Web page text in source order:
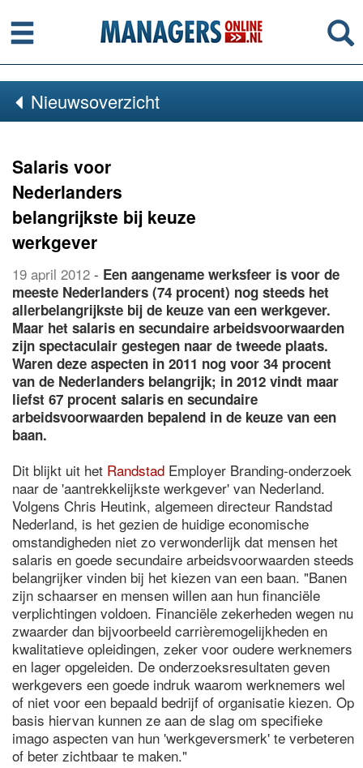
Menu
Nieuwsoverzicht
Salaris voor
Nederlanders
belangrijkste bij keuze
werkgever
19 april 2012 - Een aangename werksfeer is voor de
meeste Nederlanders (74 procent) nog steeds het
allerbelangrijkste bij de keuze van een werkgever.
Maar het salaris en secundaire arbeidsvoorwaarden
zijn spectaculair gestegen naar de tweede plaats.
Waren deze aspecten in 2011 nog voor 34 procent
van de Nederlanders belangrijk; in 2012 vindt maar
liefst 67 procent salaris en secundaire
arbeidsvoorwaarden bepalend in de keuze van een
baan.
Dit blijkt uit het Randstad Employer Branding-onderzoek
naar de 'aantrekkelijkste werkgever' van Nederland.
Volgens Chris Heutink, algemeen directeur Randstad
Nederland, is het gezien de huidige economische
omstandigheden niet zo verwonderlijk dat mensen het
salaris en goede secundaire arbeidsvoorwaarden steeds
belangrijker vinden bij het kiezen van een baan. "Banen
zijn schaarser en mensen willen aan hun financiële
verplichtingen voldoen. Financiële zekerheden wegen nu
zwaarder dan bijvoorbeeld carrièremogelijkheden en
kwalitatieve opleidingen, zeker voor oudere werknemers
en lager opgeleiden. De onderzoeksresultaten geven
werkgevers een goede indruk waarom werknemers wel
of niet voor een bepaald bedrijf of organisatie kiezen. Op
basis hiervan kunnen ze aan de slag om specifieke
imago aspecten van hun 'werkgeversmerk' te verbeteren
of beter zichtbaar te maken."